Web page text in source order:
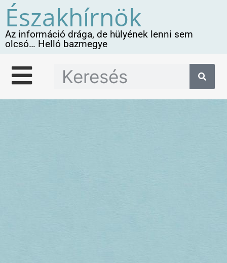
Északhírnök
Az információ drága, de hülyének lenni sem
olcsó… Helló bazmegye